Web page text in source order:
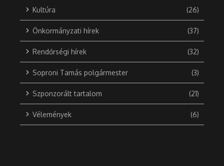
Kultúra (26)
Önkormányzati hírek (37)
Rendőrségi hírek (32)
Soproni Tamás polgármester (3)
Szponzorált tartalom (21)
Vélemények (6)